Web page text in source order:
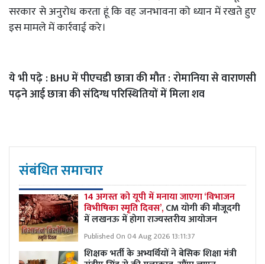
सरकार से अनुरोध करता हूं कि वह जनभावना को ध्यान में रखते हुए
इस मामले में कार्रवाई करे।
ये भी पढ़े :BHU में पीएचडी छात्रा की मौत : रोमानिया से वाराणसी
पढ़ने आई छात्रा की संदिग्ध परिस्थितियों में मिला शव
संबंधित समाचार
14 अगस्त को यूपी में मनाया जाएगा ‘विभाजन
विभीषिका स्मृति दिवस’,CM योगी की मौजूदगी
में लखनऊ में होगा राज्यस्तरीय आयोजन
Published On 04 Aug 2026 13:11:37
शिक्षक भर्ती के अभ्यर्थियों ने बेसिक शिक्षा मंत्री